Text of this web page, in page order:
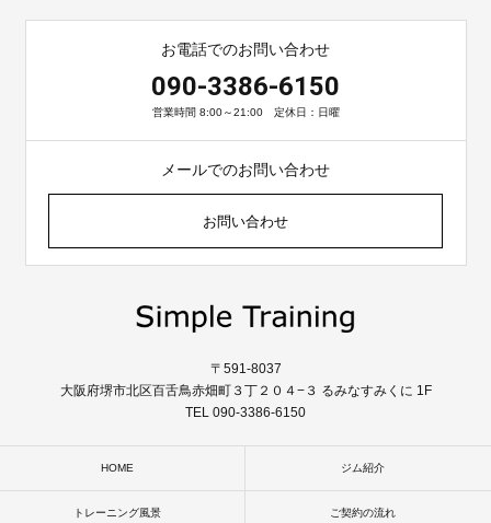
お電話でのお問い合わせ
090-3386-6150
営業時間 8:00～21:00 定休日：日曜
メールでのお問い合わせ
お問い合わせ
〒591-8037
大阪府堺市北区百舌鳥赤畑町３丁２０４−３ るみなすみくに 1F
TEL 090-3386-6150
HOME ジム紹介
トレーニング風景 ご契約の流れ